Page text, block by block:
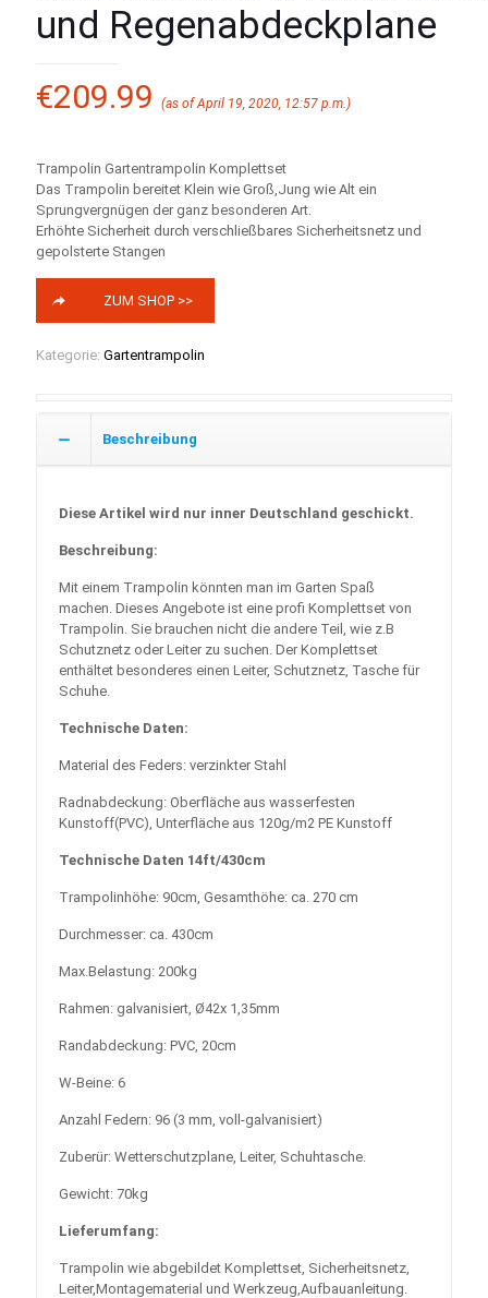
und Regenabdeckplane
€209.99 (as of April 19, 2020, 12:57 p.m.)
Trampolin Gartentrampolin Komplettset
Das Trampolin bereitet Klein wie Groß,Jung wie Alt ein
Sprungvergnügen der ganz besonderen Art.
Erhöhte Sicherheit durch verschließbares Sicherheitsnetz und
gepolsterte Stangen
ZUM SHOP >>
Kategorie: Gartentrampolin
Beschreibung
Diese Artikel wird nur inner Deutschland geschickt.
Beschreibung:
Mit einem Trampolin könnten man im Garten Spaß
machen. Dieses Angebote ist eine profi Komplettset von
Trampolin. Sie brauchen nicht die andere Teil, wie z.B
Schutznetz oder Leiter zu suchen. Der Komplettset
enthältet besonderes einen Leiter, Schutznetz, Tasche für
Schuhe.
Technische Daten:
Material des Feders: verzinkter Stahl
Radnabdeckung: Oberfläche aus wasserfesten
Kunstoff(PVC), Unterfläche aus 120g/m2 PE Kunstoff
Technische Daten 14ft/430cm
Trampolinhöhe: 90cm, Gesamthöhe: ca. 270 cm
Durchmesser: ca. 430cm
Max.Belastung: 200kg
Rahmen: galvanisiert, Ø42x 1,35mm
Randabdeckung: PVC, 20cm
W-Beine: 6
Anzahl Federn: 96 (3 mm, voll-galvanisiert)
Zuberür: Wetterschutzplane, Leiter, Schuhtasche.
Gewicht: 70kg
Lieferumfang:
Trampolin wie abgebildet Komplettset, Sicherheitsnetz,
Leiter,Montagematerial und Werkzeug,Aufbauanleitung.